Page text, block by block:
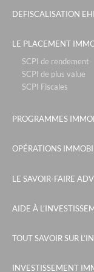
DEFISCALISATION
LE PLACEMENT
SCPI de rendement
SCPI de plus value
SCPI Fiscales
PROGRAMMES
OPÉRATIONS
LE SAVOIR-FAIRE
AIDE À
TOUT SAVOIR SUR
INVESTISSEMENT